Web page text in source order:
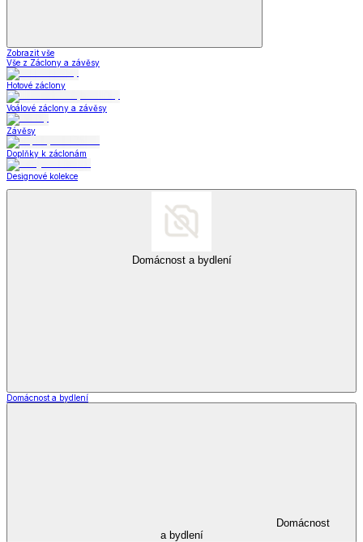
Zobrazit vše
Vše z Záclony a závěsy
Hotové záclony
Voálové záclony a závěsy
Závěsy
Doplňky k záclonám
Designové kolekce
Domácnost a bydlení
Domácnost a bydlení
Domácnost
a bydlení